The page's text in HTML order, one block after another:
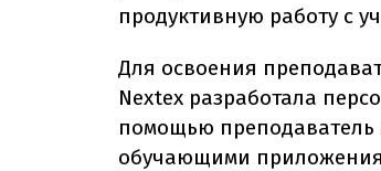
продуктивную работу с
Для освоения
Nextex разработала
помощью преподаватель
обучающими